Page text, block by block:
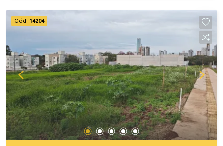
Fotos meramente ilustrativas
Cód. 14204